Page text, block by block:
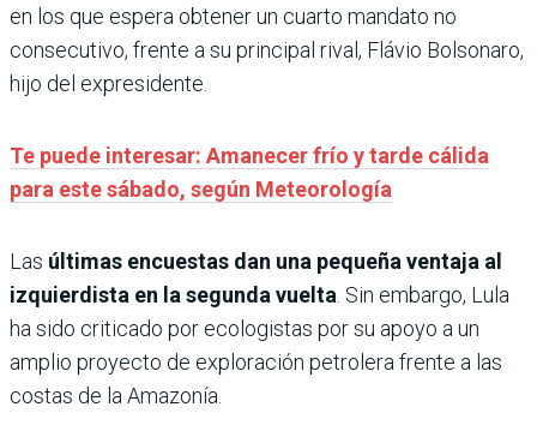
en los que espera obtener un cuarto mandato no
consecutivo, frente a su principal rival, Flávio Bolsonaro,
hijo del expresidente.
Te puede interesar: Amanecer frío y tarde cálida
para este sábado, según Meteorología
Las últimas encuestas dan una pequeña ventaja al
izquierdista en la segunda vuelta . Sin embargo, Lula
ha sido criticado por ecologistas por su apoyo a un
amplio proyecto de exploración petrolera frente a las
costas de la Amazonía.